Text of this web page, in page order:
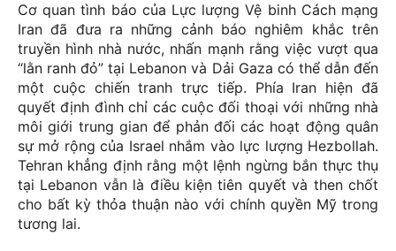
Cơ quan tình báo của Lực lượng Vệ binh Cách mạng
Iran đã đưa ra những cảnh báo nghiêm khắc trên
truyền hình nhà nước, nhấn mạnh rằng việc vượt qua
“lằn ranh đỏ” tại Lebanon và Dải Gaza có thể dẫn đến
một cuộc chiến tranh trực tiếp. Phía Iran hiện đã
quyết định đình chỉ các cuộc đối thoại với những nhà
môi giới trung gian để phản đối các hoạt động quân
sự mở rộng của Israel nhắm vào lực lượng Hezbollah.
Tehran khẳng định rằng một lệnh ngừng bắn thực thụ
tại Lebanon vẫn là điều kiện tiên quyết và then chốt
cho bất kỳ thỏa thuận nào với chính quyền Mỹ trong
tương lai.